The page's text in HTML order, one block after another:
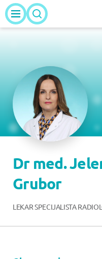
Dr med.
Grubor
LEKAR SPECIJALISTA